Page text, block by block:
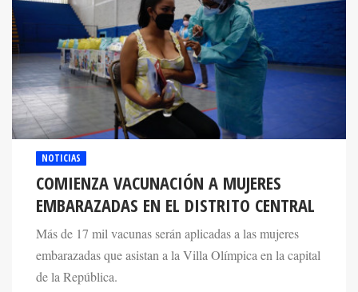
NOTICIAS
COMIENZA VACUNACIÓN A MUJERES
EMBARAZADAS EN EL DISTRITO CENTRAL
Más de 17 mil vacunas serán aplicadas a las mujeres
embarazadas que asistan a la Villa Olímpica en la capital
de la República.